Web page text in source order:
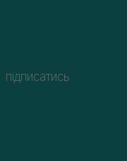
підписатись